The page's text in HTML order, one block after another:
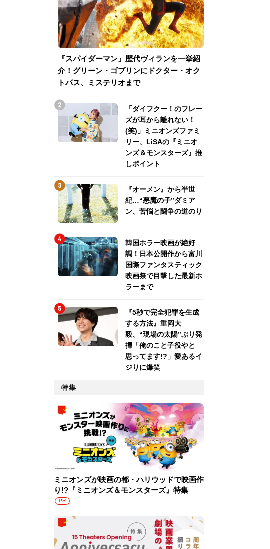
『スパイダーマン』歴代ヴィランを一挙紹
介！グリーン・ゴブリンにドクター・オク
トパス、ミステリオまで
「ダイフクー！のフレー
ズが耳から離れない！
(笑)」ミニオンズファミ
リー、LiSAの『ミニオ
ンズ＆モンスターズ』推
しポイント
『オーメン』から半世
紀…“悪魔の子”ダミア
ン、苦悩と闘争の道のり
韓国ホラー映画が絶好
調！日本公開作から富川
国際ファンタスティック
映画祭で目撃した最新ホ
ラーまで
『5秒で完全犯罪を生成
する方法』重岡大
毅、“現場の太陽”ぶり発
揮「俺のこと子役やと
思ってます!?」愛あるイ
ジりに爆笑
特集
ミニオンズが映画の都・ハリウッドで映画作
り!?『ミニオンズ＆モンスターズ』特集
PR